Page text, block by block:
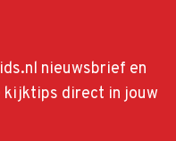
nieuwsbrief en
kijktips direct in jouw